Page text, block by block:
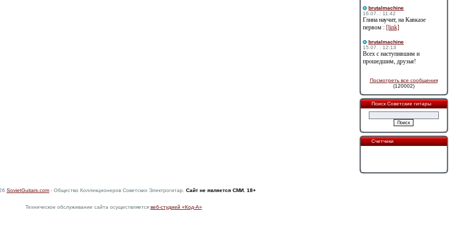
brutalmachine
16.07. : 11:42
Глина научит, на Кавказе
первом : [link]
brutalmachine
15.07. : 12:13
Всех с наступившим и
прошедшим, друзья!
Посмотреть все сообщения
(120002)
Поиск Советские гитары
Счетчики
SovietGuitars.com - Общество Коллекционеров Советских Электрогитар. Сайт не является СМИ. 18+
Техническое обслуживание сайта осуществляется веб-студией «Код-А»